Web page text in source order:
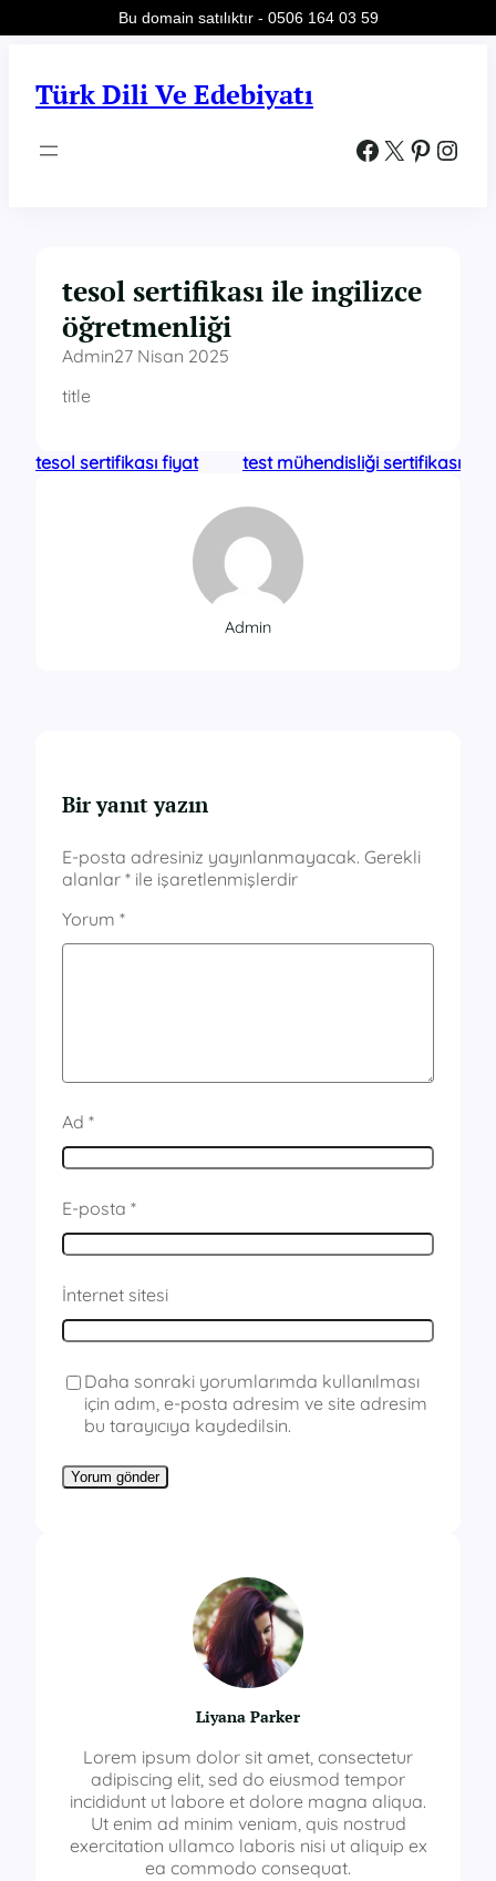
Türk Dili Ve Edebiyatı
Facebook X Pinterest Instagram
tesol sertifikası ile ingilizce
öğretmenliği
Admin27 Nisan 2025
title
tesol sertifikası fiyat test mühendisliği sertifikası
Admin
Bir yanıt yazın
E-posta adresiniz yayınlanmayacak. Gerekli
alanlar * ile işaretlenmişlerdir
Yorum *
Ad *
E-posta *
İnternet sitesi
Daha sonraki yorumlarımda kullanılması
için adım, e-posta adresim ve site adresim
bu tarayıcıya kaydedilsin.
Liyana Parker
Lorem ipsum dolor sit amet, consectetur
adipiscing elit, sed do eiusmod tempor
incididunt ut labore et dolore magna aliqua.
Ut enim ad minim veniam, quis nostrud
exercitation ullamco laboris nisi ut aliquip ex
ea commodo consequat.
Bu domain satılıktır - 0506 164 03 59